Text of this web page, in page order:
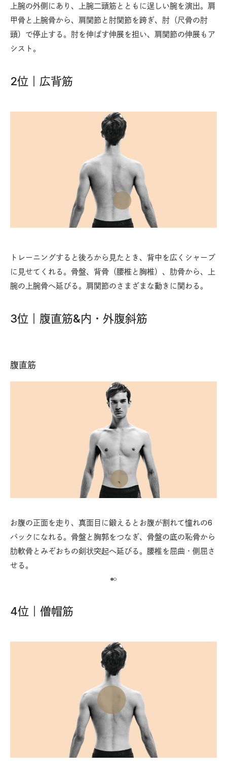
上腕の外側にあり、上腕二頭筋とともに逞しい腕を演出。肩
甲骨と上腕骨から、肩関節と肘関節を跨ぎ、肘（尺骨の肘
頭）で停止する。肘を伸ばす伸展を担い、肩関節の伸展もア
シスト。
2位｜広背筋
トレーニングすると後ろから見たとき、背中を広くシャープ
に見せてくれる。骨盤、背骨（腰椎と胸椎）、肋骨から、上
腕の上腕骨へ延びる。肩関節のさまざまな動きに関わる。
3位｜腹直筋&内・外腹斜筋
腹直筋
お腹の正面を走り、真面目に鍛えるとお腹が割れて憧れの6
パックになれる。骨盤と胸郭をつなぎ、骨盤の底の恥骨から
肋軟骨とみぞおちの剣状突起へ延びる。腰椎を屈曲・側屈さ
せる。
4位｜僧帽筋